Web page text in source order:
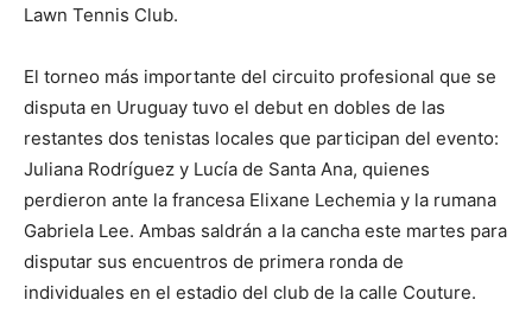
Lawn Tennis Club.
El torneo más importante del circuito profesional que se
disputa en Uruguay tuvo el debut en dobles de las
restantes dos tenistas locales que participan del evento:
Juliana Rodríguez y Lucía de Santa Ana, quienes
perdieron ante la francesa Elixane Lechemia y la rumana
Gabriela Lee. Ambas saldrán a la cancha este martes para
disputar sus encuentros de primera ronda de
individuales en el estadio del club de la calle Couture.